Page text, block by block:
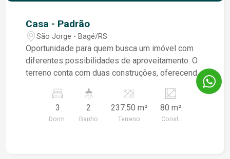
Casa - Padrão
São Jorge - Bagé/RS
Oportunidade para quem busca um imóvel com
diferentes possibilidades de aproveitamento. O
terreno conta com duas construções, oferecendo
diferentes necessidades, seja para moradia,
apoio familiar ou investimento Imóvel com bom
potencial de utilização, localizado em região de
3
Dorm.
2
Banho
237.50 m²
Terreno
80 m²
Const.